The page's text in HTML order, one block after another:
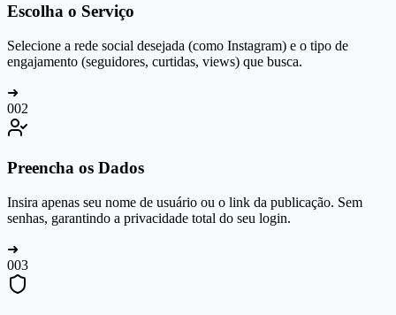
Escolha o Serviço
Selecione a rede social desejada (como Instagram) e o tipo de
engajamento (seguidores, curtidas, views) que busca.
➜
002
Preencha os Dados
Insira apenas seu nome de usuário ou o link da publicação. Sem
senhas, garantindo a privacidade total do seu login.
➜
003